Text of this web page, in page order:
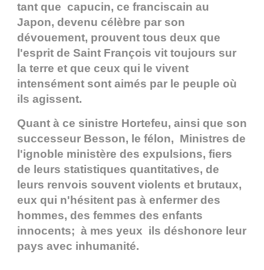
tant que capucin, ce franciscain au
Japon, devenu célèbre par son
dévouement, prouvent tous deux que
l'esprit de Saint François vit toujours sur
la terre et que ceux qui le vivent
intensément sont aimés par le peuple où
ils agissent.
Quant à ce sinistre Hortefeu, ainsi que son
successeur Besson, le félon, Ministres de
l'ignoble ministère des expulsions, fiers
de leurs statistiques quantitatives, de
leurs renvois souvent violents et brutaux,
eux qui n'hésitent pas à enfermer des
hommes, des femmes des enfants
innocents; à mes yeux ils déshonore leur
pays avec inhumanité.